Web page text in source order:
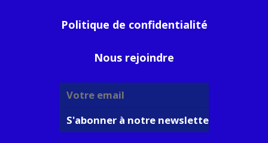
Politique de confidentialité
Nous rejoindre